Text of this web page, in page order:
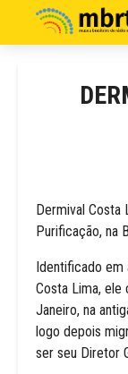
Dermival Costa
Purificação, na
Identificado em
Costa Lima, ele
Janeiro, na
logo depois
ser seu Diretor